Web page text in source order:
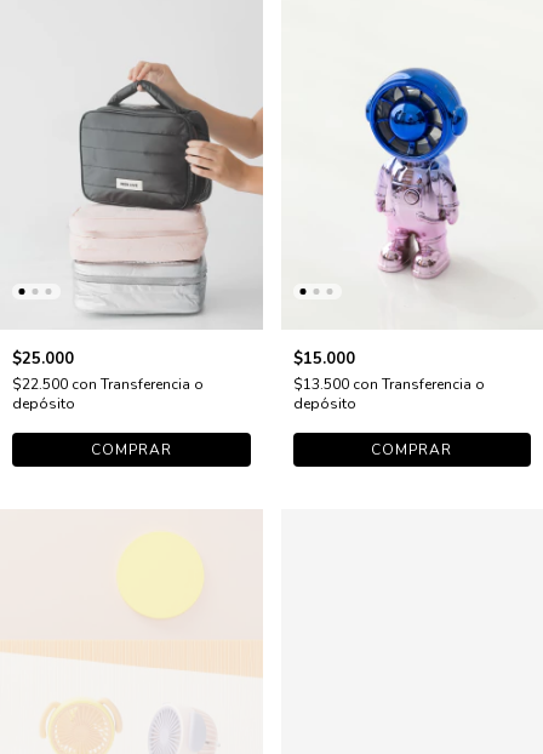
$25.000
$22.500 con Transferencia o
depósito
COMPRAR
$15.000
$13.500 con Transferencia o
depósito
COMPRAR